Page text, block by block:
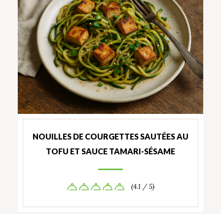
NOUILLES DE COURGETTES SAUTÉES AU
TOFU ET SAUCE TAMARI-SÉSAME
(4.1 / 5)